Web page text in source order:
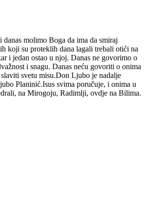
molimo Boga da ima da smiraj
koji su proteklih dana lagali trebali otići na
i jedan ostao u njoj. Danas ne govorimo o
i snagu. Danas neću govoriti o onima
svetu misu.Don Ljubo je nadalje
Planinić.Isus svima poručuje, i onima u
na Mirogoju, Radimlji, ovdje na Bilima.